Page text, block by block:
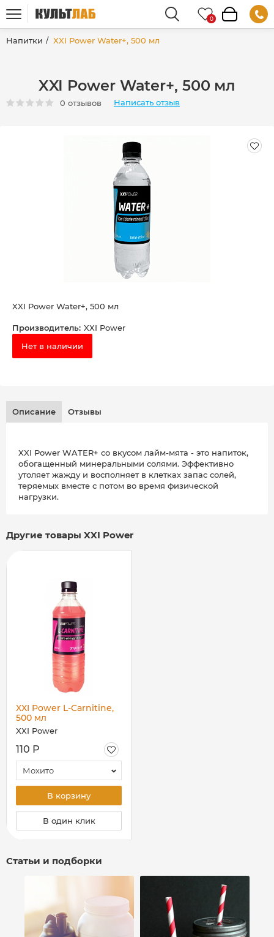
Напитки XXI Power Water+, 500 мл
XXI Power Water+, 500 мл
0 отзывов Написать отзыв
XXI Power Water+, 500 мл
Производитель: XXI Power
Нет в наличии
Описание Отзывы
XXI Power WATER+ со вкусом лайм-мята - это напиток,
обогащенный минеральными солями. Эффективно
утоляет жажду и восполняет в клетках запас солей,
теряемых вместе с потом во время физической
нагрузки.
Другие товары XXI Power
XXI Power L-Carnitine,
500 мл
XXI Power
110 Р
Мохито
В корзину
В один клик
Статьи и подборки